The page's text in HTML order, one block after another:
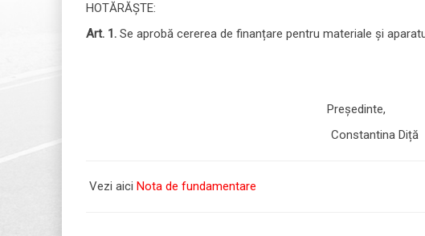
HOTĂRĂȘTE:
Art. 1. Se aprobă cererea de finanțare pentru materiale și
Vezi aici Nota de fundamentare